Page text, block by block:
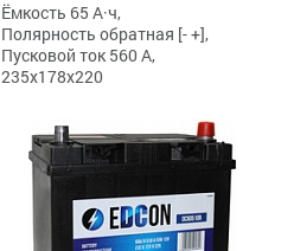
Ёмкость 65 А·ч,
Полярность обратная [- +],
Пусковой ток 560 А,
235x178x220